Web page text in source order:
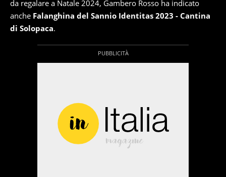
da regalare a Natale 2024, Gambero Rosso ha indicato
anche Falanghina del Sannio Identitas 2023 - Cantina
di Solopaca.